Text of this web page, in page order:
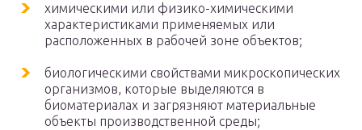
химическими или физико-химическими
характеристиками применяемых или
расположенных в рабочей зоне объектов;
биологическими свойствами микроскопических
организмов, которые выделяются в
биоматериалах и загрязняют материальные
объекты производственной среды;